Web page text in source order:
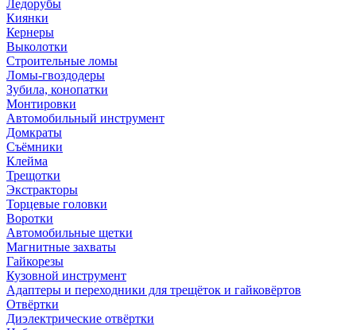
Ледорубы
Киянки
Кернеры
Выколотки
Строительные ломы
Ломы-гвоздодеры
Зубила, конопатки
Монтировки
Автомобильный инструмент
Домкраты
Съёмники
Клейма
Трещотки
Экстракторы
Торцевые головки
Воротки
Автомобильные щетки
Магнитные захваты
Гайкорезы
Кузовной инструмент
Адаптеры и переходники для трещёток и гайковёртов
Отвёртки
Диэлектрические отвёртки